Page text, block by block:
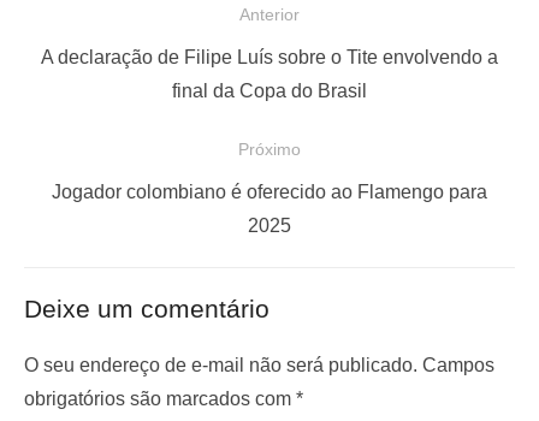
o
e
P
Anterior
P
i
o
A declaração de Filipe Luís sobre o Tite envolvendo a
final da Copa do Brasil
Próximo
m
o
Jogador colombiano é oferecido ao Flamengo para
2025
Deixe um comentário
O seu endereço de e-mail não será publicado. Campos
obrigatórios são marcados com *